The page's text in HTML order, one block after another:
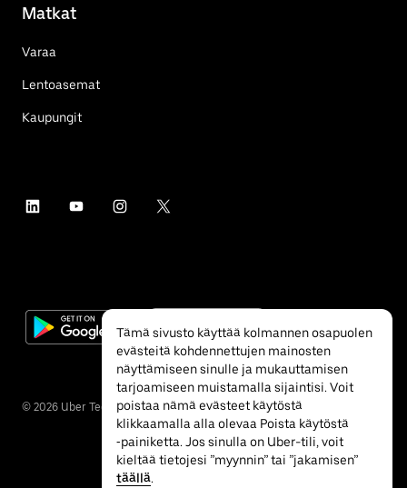
Matkat
Varaa
Lentoasemat
Kaupungit
© 2026 Uber Technologies Inc.
Tämä sivusto käyttää kolmannen osapuolen
evästeitä kohdennettujen mainosten
näyttämiseen sinulle ja mukauttamisen
tarjoamiseen muistamalla sijaintisi. Voit
poistaa nämä evästeet käytöstä
klikkaamalla alla olevaa Poista käytöstä
‐painiketta. Jos sinulla on Uber-tili, voit
kieltää tietojesi ”myynnin” tai ”jakamisen”
täällä.